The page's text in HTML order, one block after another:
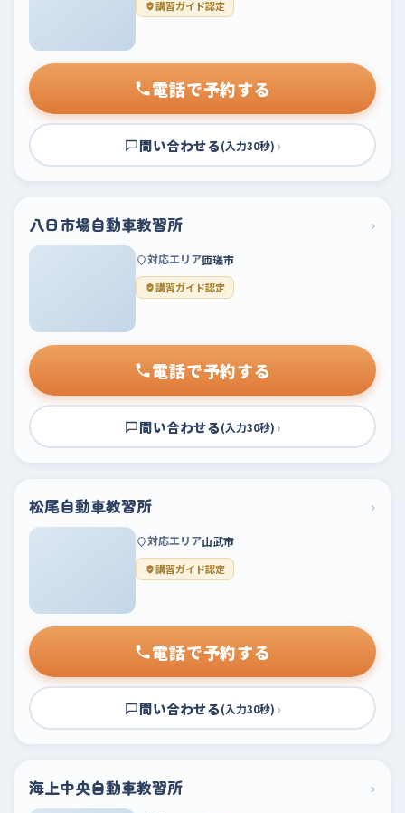
講習ガイド認定
電話で予約する
問い合わせる(入力30秒) ›
八日市場自動車教習所 ›
対応エリア匝瑳市
講習ガイド認定
電話で予約する
問い合わせる(入力30秒) ›
松尾自動車教習所 ›
対応エリア山武市
講習ガイド認定
電話で予約する
問い合わせる(入力30秒) ›
海上中央自動車教習所 ›